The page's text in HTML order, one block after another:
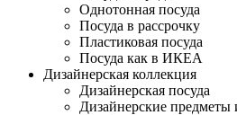
Однотонная посуда
Посуда в рассрочку
Пластиковая посуда
Посуда как в ИКЕА
Дизайнерская коллекция
Дизайнерская посуда
Дизайнерские предметы